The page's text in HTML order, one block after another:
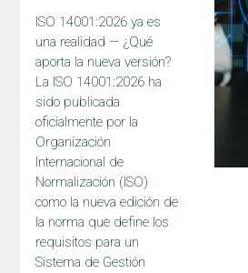
ISO 14001:2026 ya es
una realidad — ¿Qué
aporta la nueva versión?
La ISO 14001:2026 ha
sido publicada
oficialmente por la
Organización
Internacional de
Normalización (ISO)
como la nueva edición de
la norma que define los
requisitos para un
Sistema de Gestión